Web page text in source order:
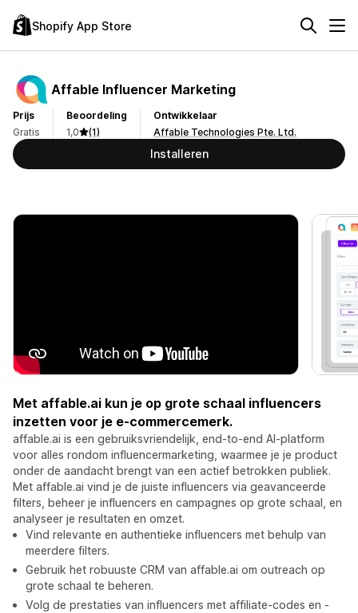
Shopify App Store
Affable Influencer Marketing
Prijs
Gratis
Beoordeling
1,0
(1)
Ontwikkelaar
Affable Technologies Pte. Ltd.
Installeren
Met affable.ai kun je op grote schaal influencers
inzetten voor je e-commercemerk.
affable.ai is een gebruiksvriendelijk, end-to-end AI-platform
voor alles rondom influencermarketing, waarmee je je product
onder de aandacht brengt van een actief betrokken publiek.
Met affable.ai vind je de juiste influencers via geavanceerde
filters, beheer je influencers en campagnes op grote schaal, en
analyseer je resultaten en omzet.
Vind relevante en authentieke influencers met behulp van
meerdere filters.
Gebruik het robuuste CRM van affable.ai om outreach op
grote schaal te beheren.
Volg de prestaties van influencers met affiliate-codes en -